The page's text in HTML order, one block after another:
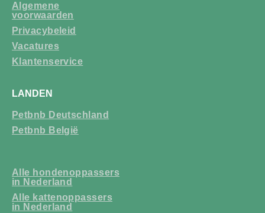
Algemene
voorwaarden
Privacybeleid
Vacatures
Klantenservice
LANDEN
Petbnb Deutschland
Petbnb België
Alle hondenoppassers
in Nederland
Alle kattenoppassers
in Nederland